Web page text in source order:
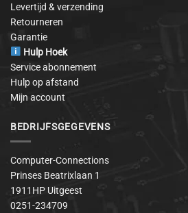
Levertijd & verzending
Retourneren
Garantie
Hulp Hoek
Service abonnement
Hulp op afstand
Mijn account
BEDRIJFSGEGEVENS
Computer-Connections
Prinses Beatrixlaan 1
1911HP Uitgeest
0251-234709